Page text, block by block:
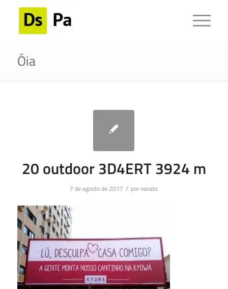
Óia
20 outdoor 3D4ERT 3924 m
7 de agosto de 2017 / por nanato